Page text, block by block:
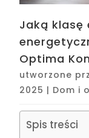
Jaką klasę
Optima
utworzone
2025 | Dom i
Spis treści